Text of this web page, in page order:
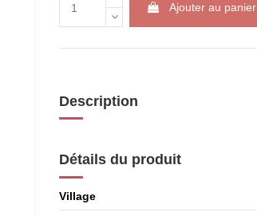
Ajouter au panier
Description
Détails du produit
Village